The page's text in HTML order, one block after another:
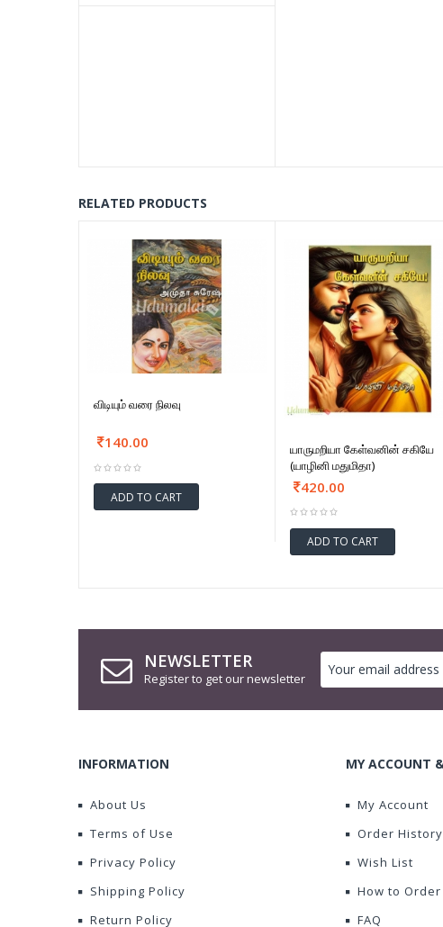
RELATED PRODUCTS
விடியும் வரை நிலவு
140.00
ADD TO CART
யாருமறியா கேள்வனின் சகியே
(யாழினி மதுமிதா)
420.00
ADD TO CART
NEWSLETTER
Register to get our newsletter
INFORMATION
About Us
Terms of Use
Privacy Policy
Shipping Policy
Return Policy
MY ACCOUNT
My Account
Order History
Wish List
How to Order
FAQ